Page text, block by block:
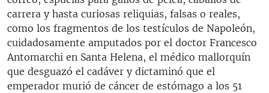
carrera y hasta curiosas reliquias, falsas o reales,
como los fragmentos de los testículos de Napoleón,
cuidadosamente amputados por el doctor Francesco
Antomarchi en Santa Helena, el médico mallorquín
que desguazó el cadáver y dictaminó que el
emperador murió de cáncer de estómago a los 51